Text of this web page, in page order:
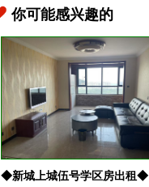
你可能感兴趣的
◆新城上城伍号学区房出租◆